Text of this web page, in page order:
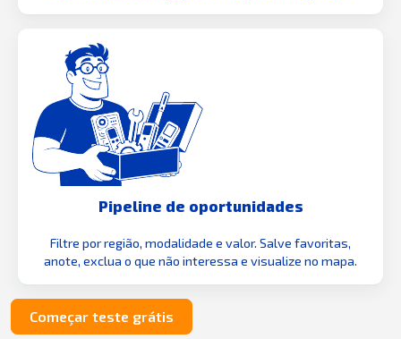
Pipeline de oportunidades
Filtre por região, modalidade e valor. Salve favoritas,
anote, exclua o que não interessa e visualize no mapa.
Começar teste grátis